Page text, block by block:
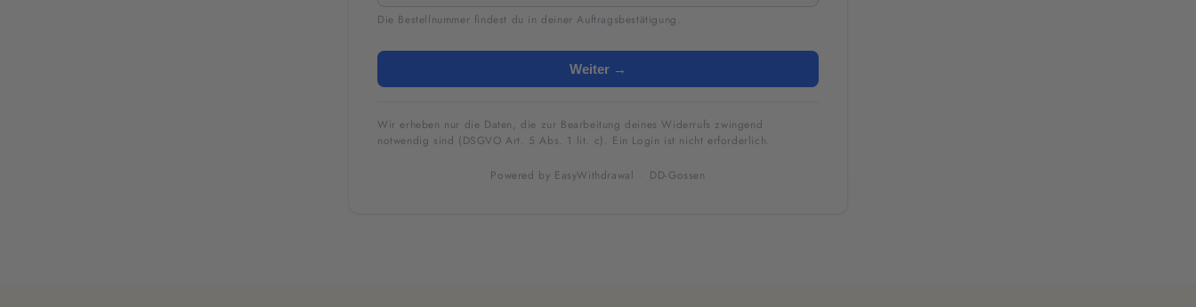
Die Bestellnummer findest du in deiner Auftragsbestätigung.
Weiter →
Wir erheben nur die Daten, die zur Bearbeitung deines Widerrufs zwingend
notwendig sind (DSGVO Art. 5 Abs. 1 lit. c). Ein Login ist nicht erforderlich.
Powered by EasyWithdrawal DD-Gossen